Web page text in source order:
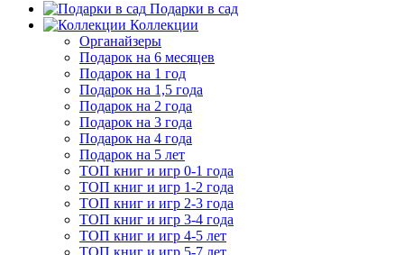
Подарки в сад
Коллекции
Органайзеры
Подарок на 6 месяцев
Подарок на 1 год
Подарок на 1,5 года
Подарок на 2 года
Подарок на 3 года
Подарок на 4 года
Подарок на 5 лет
ТОП книг и игр 0-1 года
ТОП книг и игр 1-2 года
ТОП книг и игр 2-3 года
ТОП книг и игр 3-4 года
ТОП книг и игр 4-5 лет
ТОП книг и игр 5-7 лет